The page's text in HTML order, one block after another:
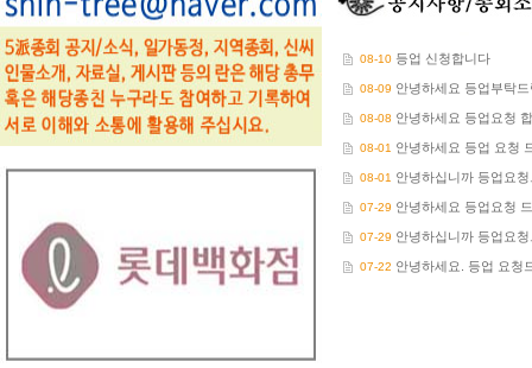
08-10 등업 신청합니다
08-09 안녕하세요 등업부탁
08-08 안녕하세요 등업요청
08-01 안녕하세요 등업 요청
08-01 안녕하십니까 등업요
07-29 안녕하세요 등업요청
07-29 안녕하십니까 등업요
07-22 안녕하세요. 등업 요청